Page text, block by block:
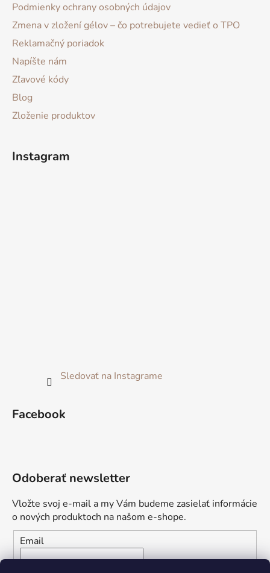
Podmienky ochrany osobných údajov
Zmena v zložení gélov – čo potrebujete vedieť o TPO
Reklamačný poriadok
Napíšte nám
Zľavové kódy
Blog
Zloženie produktov
Instagram
Sledovať na Instagrame
Facebook
Odoberať newsletter
Vložte svoj e-mail a my Vám budeme zasielať informácie
o nových produktoch na našom e-shope.
Email